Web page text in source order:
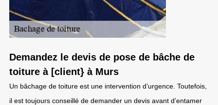
Demandez le devis de pose de bâche de
toiture à [client} à Murs
Un bâchage de toiture est une intervention d’urgence. Toutefois,
il est toujours conseillé de demander un devis avant d’entamer